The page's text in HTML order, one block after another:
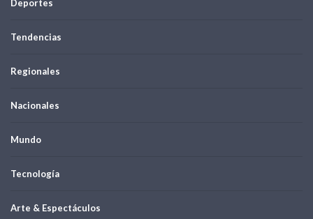
Deportes
Tendencias
Regionales
Nacionales
Mundo
Tecnología
Arte & Espectáculos